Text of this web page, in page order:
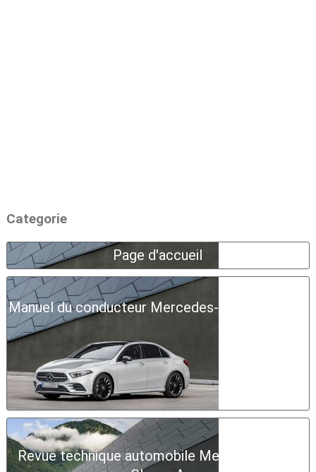
Categorie
Page d'accueil
Manuel du conducteur Mercedes-Benz Classe A
Revue technique automobile Mercedes-Benz